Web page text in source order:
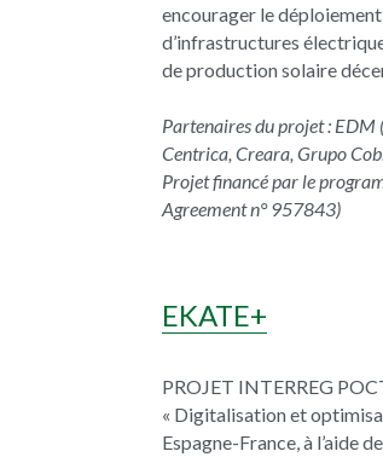
encourager le
d’infrastructures
de production solaire
Partenaires du projet :
Centrica, Creara, Grupo
Projet financé par le
Agreement n° 957843)
EKATE+
PROJET INTERREG
« Digitalisation et
Espagne-France, à l’aide